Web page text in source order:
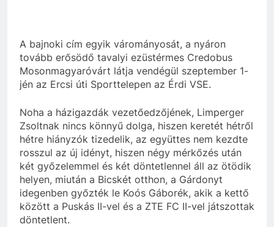
A bajnoki cím egyik várományosát, a nyáron
tovább erősödő tavalyi ezüstérmes Credobus
Mosonmagyaróvárt látja vendégül szeptember 1-
jén az Ercsi úti Sporttelepen az Érdi VSE.
Noha a házigazdák vezetőedzőjének, Limperger
Zsoltnak nincs könnyű dolga, hiszen keretét hétről
hétre hiányzók tizedelik, az együttes nem kezdte
rosszul az új idényt, hiszen négy mérkőzés után
két győzelemmel és két döntetlennel áll az ötödik
helyen, miután a Bicskét otthon, a Gárdonyt
idegenben győzték le Koós Gáborék, akik a kettő
között a Puskás II-vel és a ZTE FC II-vel játszottak
döntetlent.